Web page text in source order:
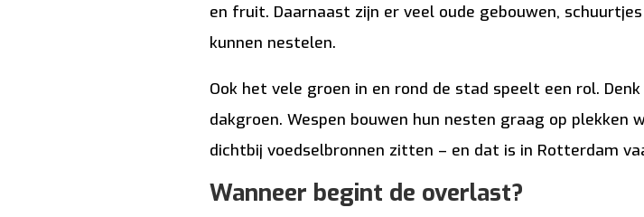
en fruit. Daarnaast zijn er veel oude gebouwen,
kunnen nestelen.
Ook het vele groen in en rond de stad speelt een rol.
dakgroen. Wespen bouwen hun nesten graag op plekken
dichtbij voedselbronnen zitten – en dat is in Rotterdam
Wanneer begint de overlast?